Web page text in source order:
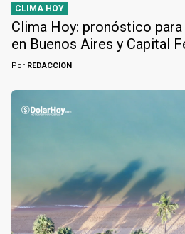
CLIMA HOY
Clima Hoy: pronóstico
en Buenos Aires y Capital
Por REDACCION